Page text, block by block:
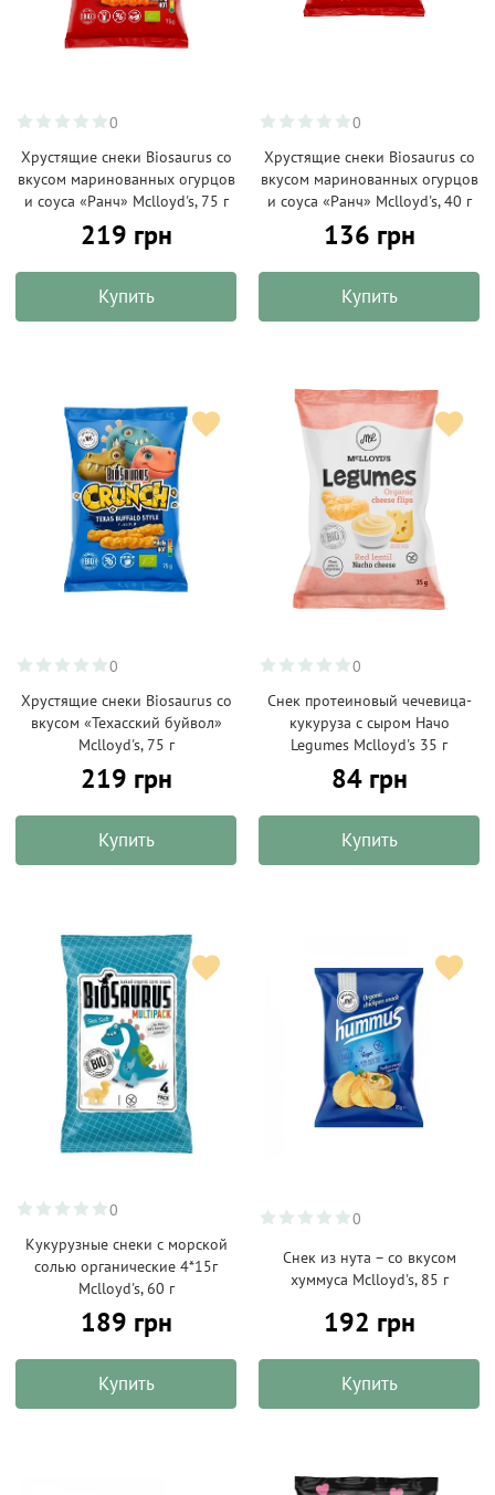
0
Хрустящие снеки Biosaurus со
вкусом маринованных огурцов
и соуса «Ранч» Mclloyd's, 75 г
219 грн
Купить
0
Хрустящие снеки Biosaurus со
вкусом маринованных огурцов
и соуса «Ранч» Mclloyd's, 40 г
136 грн
Купить
0
Хрустящие снеки Biosaurus со
вкусом «Техасский буйвол»
Mclloyd's, 75 г
219 грн
Купить
0
Снек протеиновый чечевица-
кукуруза с сыром Начо
Legumes Mclloyd's 35 г
84 грн
Купить
0
Кукурузные снеки с морской
солью органические 4*15г
Mclloyd's, 60 г
189 грн
Купить
0
Снек из нута – со вкусом
хуммуса Mclloyd's, 85 г
192 грн
Купить